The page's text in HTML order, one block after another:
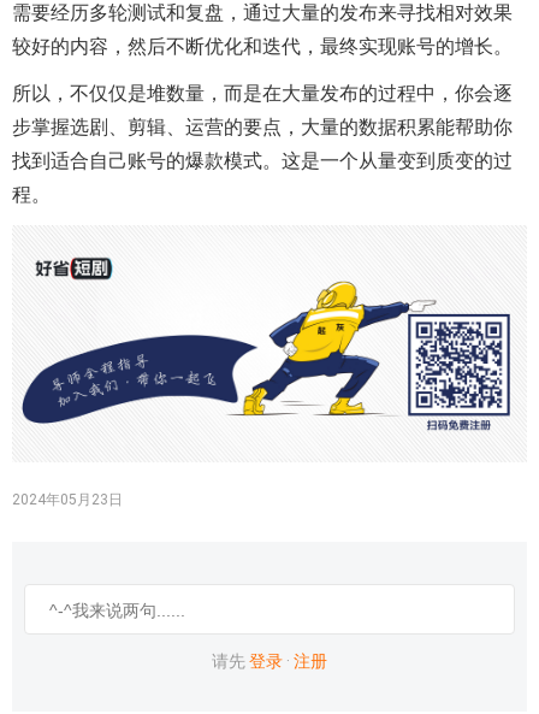
需要经历多轮测试和复盘，通过大量的发布来寻找相对效果
较好的内容，然后不断优化和迭代，最终实现账号的增长。
所以，不仅仅是堆数量，而是在大量发布的过程中，你会逐
步掌握选剧、剪辑、运营的要点，大量的数据积累能帮助你
找到适合自己账号的爆款模式。这是一个从量变到质变的过
程。
2024年05月23日
请先登录 · 注册